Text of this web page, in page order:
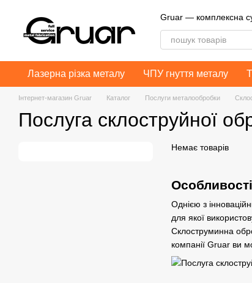
Gruar — комплексна
Лазерна різка металу ЧПУ гнуття металу
Інтернет-магазин Gruar Каталог Послуги металообробки
Послуга склоструйної
Однією з
для якої
Склоструминна
компанії Gruar ви
Немає товарів